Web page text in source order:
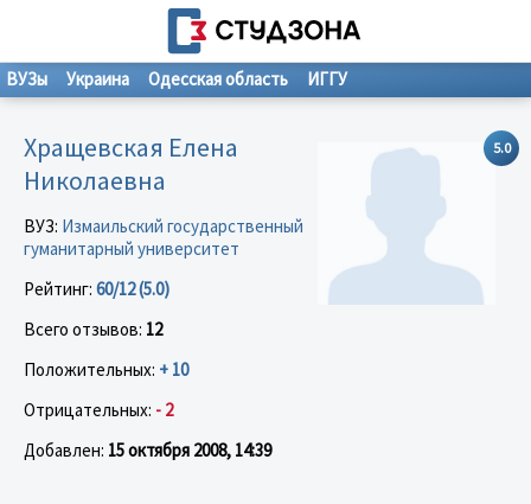
ВУЗы Украина Одесская область ИГГУ
5.0
Хращевская Елена
Николаевна
ВУЗ: Измаильский государственный
гуманитарный университет
Рейтинг: 60/12 (5.0)
Всего отзывов: 12
Положительных: + 10
Отрицательных: - 2
Добавлен: 15 октября 2008, 14:39